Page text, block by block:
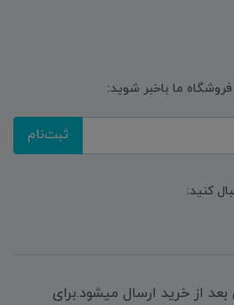
ما باخبر شوید:
ثبت‌نام
کنید:
کاری بعد از خرید ارسال میشود.برای